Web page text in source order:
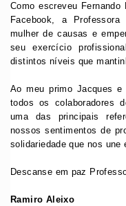
Como escreveu
Facebook, a
mulher de causas e
seu exercício
distintos níveis que
Ao meu primo Jacques
todos os colaboradores
uma das principais
nossos sentimentos de
solidariedade que nos une
Descanse em paz
Ramiro Aleixo